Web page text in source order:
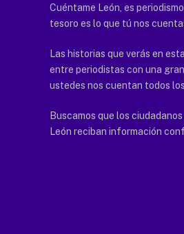
Cuéntame León, es
tesoro es lo que tú nos
Las historias que verás en
entre periodistas con una
ustedes nos cuentan todos
Buscamos que los
León reciban información